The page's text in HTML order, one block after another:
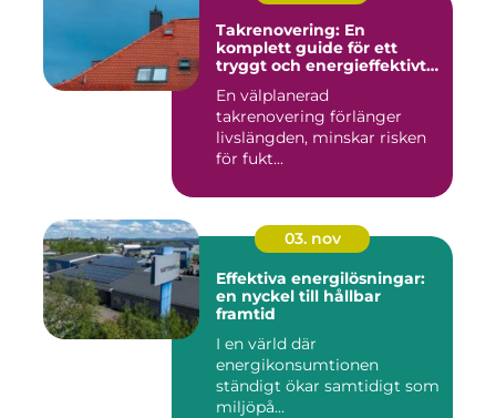
Takrenovering: En
komplett guide för ett
tryggt och energieffektivt
En välplanerad
takrenovering förlänger
livslängden, minskar risken
för fukt...
03. nov
Effektiva energilösningar:
en nyckel till hållbar
framtid
I en värld där
energikonsumtionen
ständigt ökar samtidigt som
miljöpå...